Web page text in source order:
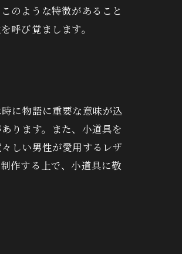
のような特徴があること
呼び覚まします。
に物語に重要な意味が込
ります。また、小道具を
しい男性が愛用するレザ
作する上で、小道具に敬